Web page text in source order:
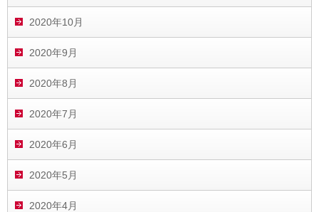
2020年10月
2020年9月
2020年8月
2020年7月
2020年6月
2020年5月
2020年4月